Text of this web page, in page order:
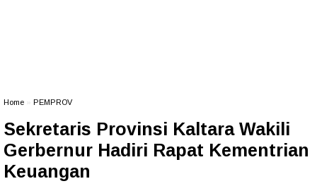
Home PEMPROV
Sekretaris Provinsi Kaltara Wakili
Gerbernur Hadiri Rapat Kementrian
Keuangan